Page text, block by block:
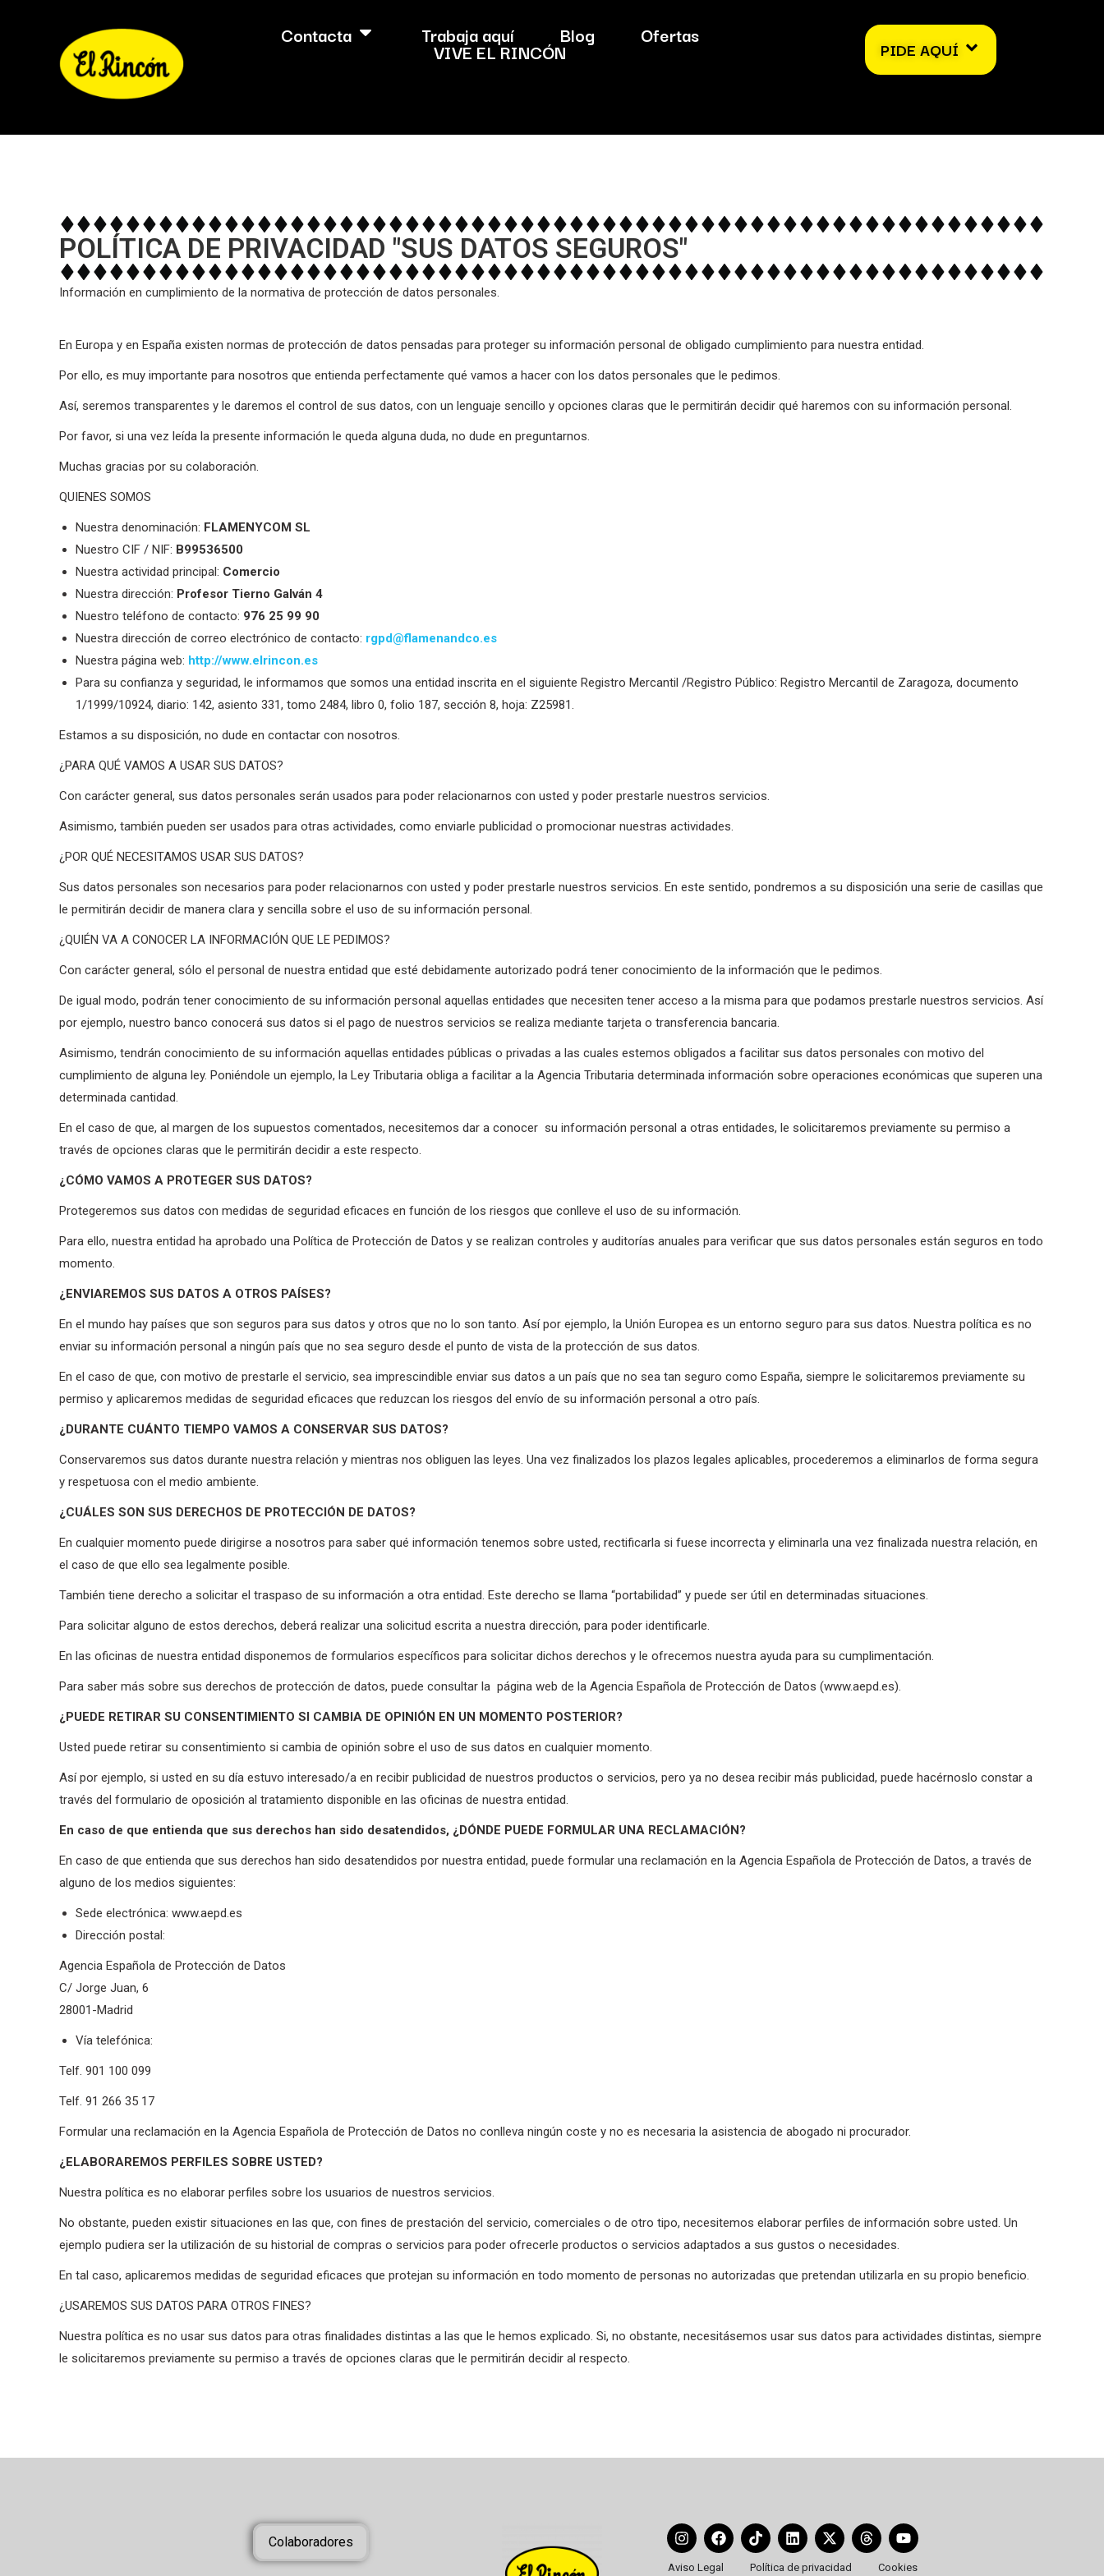
Contacta Trabaja aquí Blog Ofertas
VIVE EL RINCÓN PIDE AQUÍ
POLÍTICA DE PRIVACIDAD "SUS DATOS SEGUROS"
Información en cumplimiento de la normativa de protección de datos personales.
En Europa y en España existen normas de protección de datos pensadas para proteger su información personal de obligado cumplimiento para nuestra entidad.
Por ello, es muy importante para nosotros que entienda perfectamente qué vamos a hacer con los datos personales que le pedimos.
Así, seremos transparentes y le daremos el control de sus datos, con un lenguaje sencillo y opciones claras que le permitirán decidir qué haremos con su información personal.
Por favor, si una vez leída la presente información le queda alguna duda, no dude en preguntarnos.
Muchas gracias por su colaboración.
QUIENES SOMOS
Nuestra denominación: FLAMENYCOM SL
Nuestro CIF / NIF: B99536500
Nuestra actividad principal: Comercio
Nuestra dirección: Profesor Tierno Galván 4
Nuestro teléfono de contacto: 976 25 99 90
Nuestra dirección de correo electrónico de contacto: rgpd@flamenandco.es
Nuestra página web: http://www.elrincon.es
Para su confianza y seguridad, le informamos que somos una entidad inscrita en el siguiente Registro Mercantil /Registro Público: Registro Mercantil de Zaragoza, documento
1/1999/10924, diario: 142, asiento 331, tomo 2484, libro 0, folio 187, sección 8, hoja: Z25981.
Estamos a su disposición, no dude en contactar con nosotros.
¿PARA QUÉ VAMOS A USAR SUS DATOS?
Con carácter general, sus datos personales serán usados para poder relacionarnos con usted y poder prestarle nuestros servicios.
Asimismo, también pueden ser usados para otras actividades, como enviarle publicidad o promocionar nuestras actividades.
¿POR QUÉ NECESITAMOS USAR SUS DATOS?
Sus datos personales son necesarios para poder relacionarnos con usted y poder prestarle nuestros servicios. En este sentido, pondremos a su disposición una serie de casillas que
le permitirán decidir de manera clara y sencilla sobre el uso de su información personal.
¿QUIÉN VA A CONOCER LA INFORMACIÓN QUE LE PEDIMOS?
Con carácter general, sólo el personal de nuestra entidad que esté debidamente autorizado podrá tener conocimiento de la información que le pedimos.
De igual modo, podrán tener conocimiento de su información personal aquellas entidades que necesiten tener acceso a la misma para que podamos prestarle nuestros servicios. Así
por ejemplo, nuestro banco conocerá sus datos si el pago de nuestros servicios se realiza mediante tarjeta o transferencia bancaria.
Asimismo, tendrán conocimiento de su información aquellas entidades públicas o privadas a las cuales estemos obligados a facilitar sus datos personales con motivo del
cumplimiento de alguna ley. Poniéndole un ejemplo, la Ley Tributaria obliga a facilitar a la Agencia Tributaria determinada información sobre operaciones económicas que superen una
determinada cantidad.
En el caso de que, al margen de los supuestos comentados, necesitemos dar a conocer su información personal a otras entidades, le solicitaremos previamente su permiso a
través de opciones claras que le permitirán decidir a este respecto.
¿CÓMO VAMOS A PROTEGER SUS DATOS?
Protegeremos sus datos con medidas de seguridad eficaces en función de los riesgos que conlleve el uso de su información.
Para ello, nuestra entidad ha aprobado una Política de Protección de Datos y se realizan controles y auditorías anuales para verificar que sus datos personales están seguros en todo
momento.
¿ENVIAREMOS SUS DATOS A OTROS PAÍSES?
En el mundo hay países que son seguros para sus datos y otros que no lo son tanto. Así por ejemplo, la Unión Europea es un entorno seguro para sus datos. Nuestra política es no
enviar su información personal a ningún país que no sea seguro desde el punto de vista de la protección de sus datos.
En el caso de que, con motivo de prestarle el servicio, sea imprescindible enviar sus datos a un país que no sea tan seguro como España, siempre le solicitaremos previamente su
permiso y aplicaremos medidas de seguridad eficaces que reduzcan los riesgos del envío de su información personal a otro país.
¿DURANTE CUÁNTO TIEMPO VAMOS A CONSERVAR SUS DATOS?
Conservaremos sus datos durante nuestra relación y mientras nos obliguen las leyes. Una vez finalizados los plazos legales aplicables, procederemos a eliminarlos de forma segura
y respetuosa con el medio ambiente.
¿CUÁLES SON SUS DERECHOS DE PROTECCIÓN DE DATOS?
En cualquier momento puede dirigirse a nosotros para saber qué información tenemos sobre usted, rectificarla si fuese incorrecta y eliminarla una vez finalizada nuestra relación, en
el caso de que ello sea legalmente posible.
También tiene derecho a solicitar el traspaso de su información a otra entidad. Este derecho se llama “portabilidad” y puede ser útil en determinadas situaciones.
Para solicitar alguno de estos derechos, deberá realizar una solicitud escrita a nuestra dirección, para poder identificarle.
En las oficinas de nuestra entidad disponemos de formularios específicos para solicitar dichos derechos y le ofrecemos nuestra ayuda para su cumplimentación.
Para saber más sobre sus derechos de protección de datos, puede consultar la página web de la Agencia Española de Protección de Datos (www.aepd.es).
¿PUEDE RETIRAR SU CONSENTIMIENTO SI CAMBIA DE OPINIÓN EN UN MOMENTO POSTERIOR?
Usted puede retirar su consentimiento si cambia de opinión sobre el uso de sus datos en cualquier momento.
Así por ejemplo, si usted en su día estuvo interesado/a en recibir publicidad de nuestros productos o servicios, pero ya no desea recibir más publicidad, puede hacérnoslo constar a
través del formulario de oposición al tratamiento disponible en las oficinas de nuestra entidad.
En caso de que entienda que sus derechos han sido desatendidos, ¿DÓNDE PUEDE FORMULAR UNA RECLAMACIÓN?
En caso de que entienda que sus derechos han sido desatendidos por nuestra entidad, puede formular una reclamación en la Agencia Española de Protección de Datos, a través de
alguno de los medios siguientes:
Sede electrónica: www.aepd.es
Dirección postal:
Agencia Española de Protección de Datos
C/ Jorge Juan, 6
28001-Madrid
Vía telefónica:
Telf. 901 100 099
Telf. 91 266 35 17
Formular una reclamación en la Agencia Española de Protección de Datos no conlleva ningún coste y no es necesaria la asistencia de abogado ni procurador.
¿ELABORAREMOS PERFILES SOBRE USTED?
Nuestra política es no elaborar perfiles sobre los usuarios de nuestros servicios.
No obstante, pueden existir situaciones en las que, con fines de prestación del servicio, comerciales o de otro tipo, necesitemos elaborar perfiles de información sobre usted. Un
ejemplo pudiera ser la utilización de su historial de compras o servicios para poder ofrecerle productos o servicios adaptados a sus gustos o necesidades.
En tal caso, aplicaremos medidas de seguridad eficaces que protejan su información en todo momento de personas no autorizadas que pretendan utilizarla en su propio beneficio.
¿USAREMOS SUS DATOS PARA OTROS FINES?
Nuestra política es no usar sus datos para otras finalidades distintas a las que le hemos explicado. Si, no obstante, necesitásemos usar sus datos para actividades distintas, siempre
le solicitaremos previamente su permiso a través de opciones claras que le permitirán decidir al respecto.
Colaboradores
Aviso Legal Política de privacidad Cookies